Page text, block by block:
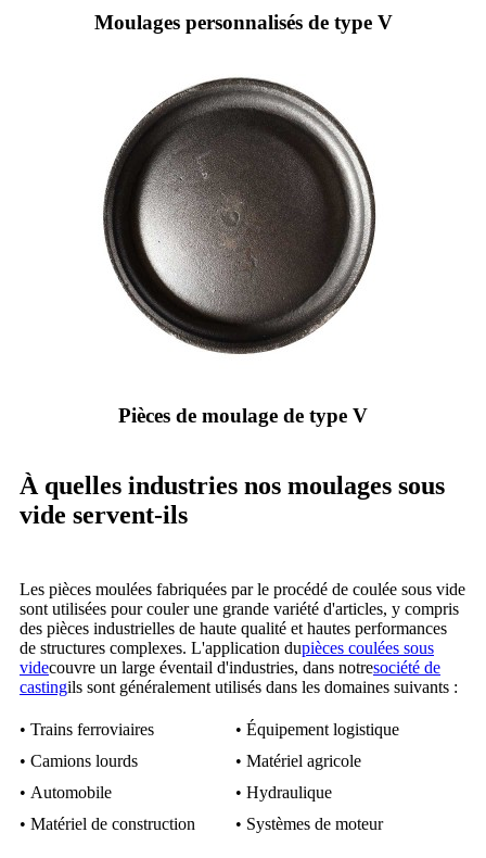
Moulages personnalisés de type V
Pièces de moulage de type V
À quelles industries nos moulages sous
vide servent-ils
Les pièces moulées fabriquées par le procédé de coulée sous vide
sont utilisées pour couler une grande variété d'articles, y compris
des pièces industrielles de haute qualité et hautes performances
de structures complexes. L'application dupièces coulées sous
videcouvre un large éventail d'industries, dans notresociété de
castingils sont généralement utilisés dans les domaines suivants :
• Trains ferroviaires
• Équipement logistique
• Camions lourds
• Matériel agricole
• Automobile
• Hydraulique
• Matériel de construction
• Systèmes de moteur